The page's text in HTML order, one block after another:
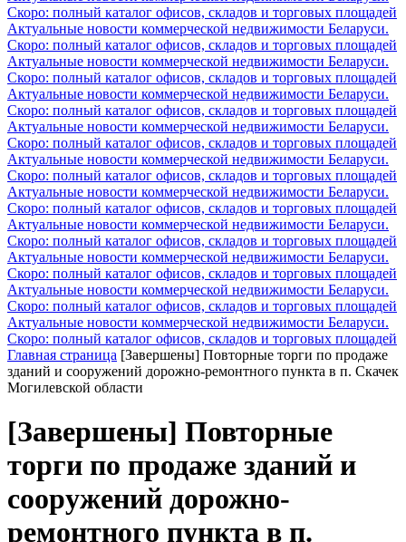
Скоро: полный каталог офисов, складов и торговых площадей
Актуальные новости коммерческой недвижимости Беларуси.
Скоро: полный каталог офисов, складов и торговых площадей
Актуальные новости коммерческой недвижимости Беларуси.
Скоро: полный каталог офисов, складов и торговых площадей
Актуальные новости коммерческой недвижимости Беларуси.
Скоро: полный каталог офисов, складов и торговых площадей
Актуальные новости коммерческой недвижимости Беларуси.
Скоро: полный каталог офисов, складов и торговых площадей
Актуальные новости коммерческой недвижимости Беларуси.
Скоро: полный каталог офисов, складов и торговых площадей
Актуальные новости коммерческой недвижимости Беларуси.
Скоро: полный каталог офисов, складов и торговых площадей
Актуальные новости коммерческой недвижимости Беларуси.
Скоро: полный каталог офисов, складов и торговых площадей
Актуальные новости коммерческой недвижимости Беларуси.
Скоро: полный каталог офисов, складов и торговых площадей
Актуальные новости коммерческой недвижимости Беларуси.
Скоро: полный каталог офисов, складов и торговых площадей
Актуальные новости коммерческой недвижимости Беларуси.
Скоро: полный каталог офисов, складов и торговых площадей
Главная страница [Завершены] Повторные торги по продаже
зданий и сооружений дорожно-ремонтного пункта в п. Скачек
Могилевской области
[Завершены] Повторные
торги по продаже зданий и
сооружений дорожно-
ремонтного пункта в п.